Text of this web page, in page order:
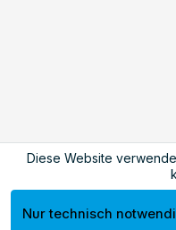
Diese Website
Nur technisch